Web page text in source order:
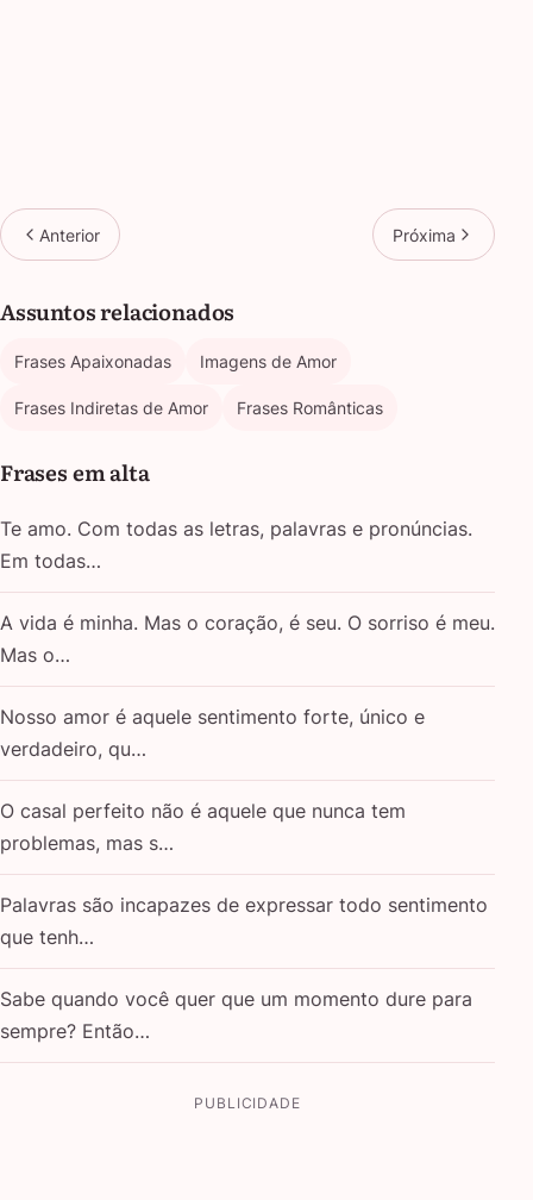
Anterior Próxima
Assuntos relacionados
Frases Apaixonadas Imagens de Amor
Frases Indiretas de Amor Frases Românticas
Frases em alta
Te amo. Com todas as letras, palavras e pronúncias.
Em todas…
A vida é minha. Mas o coração, é seu. O sorriso é meu.
Mas o…
Nosso amor é aquele sentimento forte, único e
verdadeiro, qu…
O casal perfeito não é aquele que nunca tem
problemas, mas s…
Palavras são incapazes de expressar todo sentimento
que tenh…
Sabe quando você quer que um momento dure para
sempre? Então…
PUBLICIDADE